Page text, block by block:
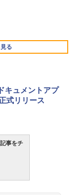
15.6イン
量1.7kg Wi-Fi 6
M1502NAQ-R716
る
テキスト 第４版
& CSSとWe
2版］
優しい、かさばら
やすい、6週間持
ディスプレイ電子
ニチャーエディ
ライト、12週間
キュメントアプ
式リリース
事をチ